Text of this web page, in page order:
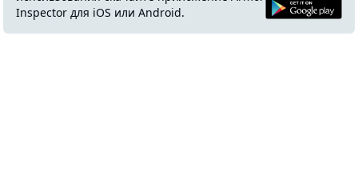
Inspector для iOS или Android.